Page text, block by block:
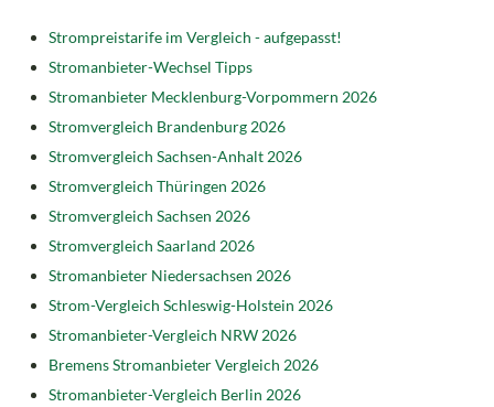
Strompreistarife im Vergleich - aufgepasst!
Stromanbieter-Wechsel Tipps
Stromanbieter Mecklenburg-Vorpommern 2026
Stromvergleich Brandenburg 2026
Stromvergleich Sachsen-Anhalt 2026
Stromvergleich Thüringen 2026
Stromvergleich Sachsen 2026
Stromvergleich Saarland 2026
Stromanbieter Niedersachsen 2026
Strom-Vergleich Schleswig-Holstein 2026
Stromanbieter-Vergleich NRW 2026
Bremens Stromanbieter Vergleich 2026
Stromanbieter-Vergleich Berlin 2026